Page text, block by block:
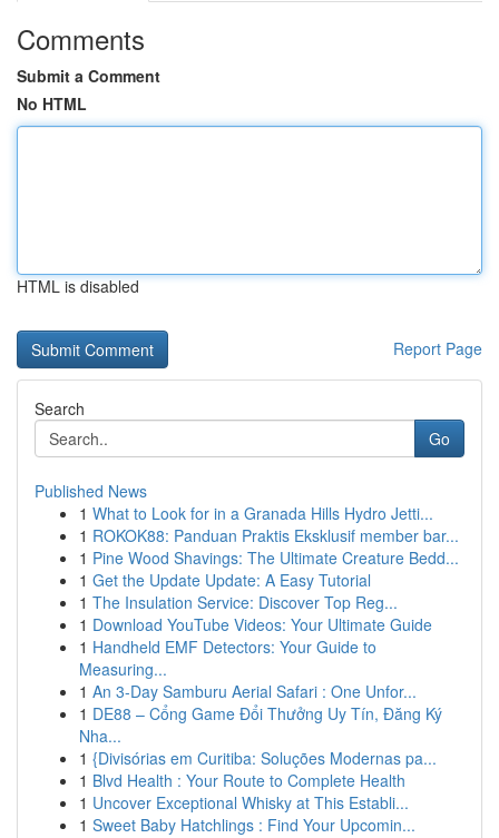
Comments
Submit a Comment
No HTML
HTML is disabled
Report Page
Search
Go
Published News
1 What to Look for in a Granada Hills Hydro Jetti...
1 ROKOK88: Panduan Praktis Eksklusif member bar...
1 Pine Wood Shavings: The Ultimate Creature Bedd...
1 Get the Update Update: A Easy Tutorial
1 The Insulation Service: Discover Top Reg...
1 Download YouTube Videos: Your Ultimate Guide
1 Handheld EMF Detectors: Your Guide to
Measuring...
1 An 3-Day Samburu Aerial Safari : One Unfor...
1 DE88 – Cổng Game Đổi Thưởng Uy Tín, Đăng Ký
Nha...
1 {Divisórias em Curitiba: Soluções Modernas pa...
1 Blvd Health : Your Route to Complete Health
1 Uncover Exceptional Whisky at This Establi...
1 Sweet Baby Hatchlings : Find Your Upcomin...